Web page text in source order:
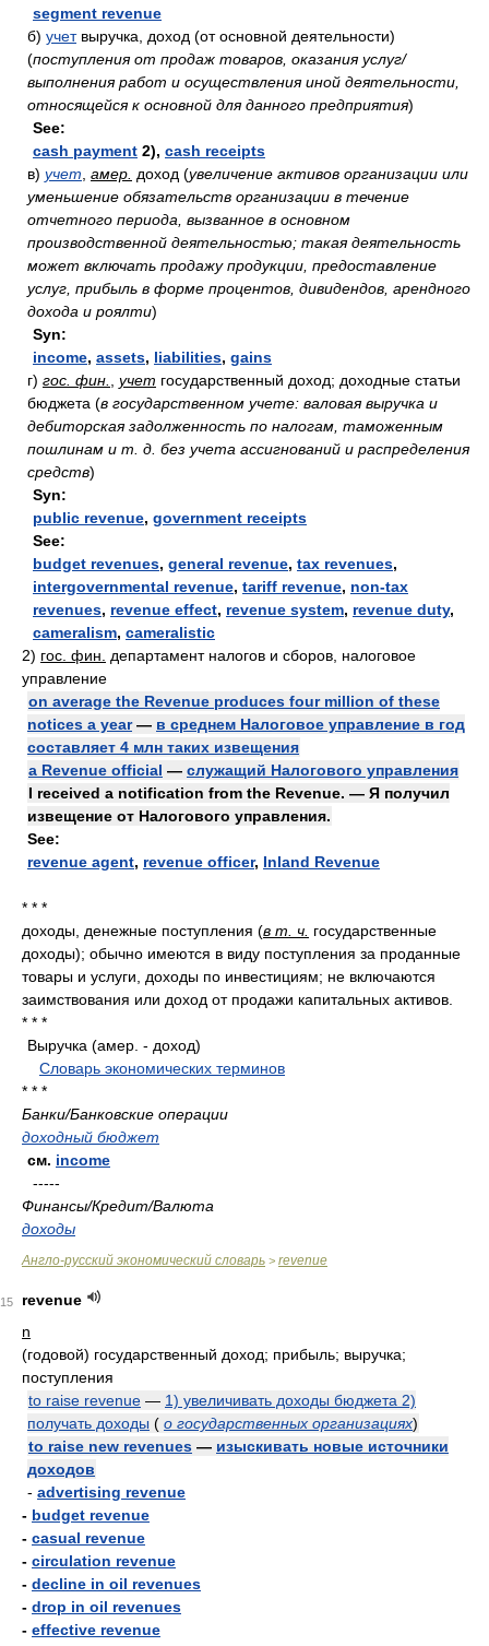
segment revenue
б) учетвыручка, доход (от основной деятельности)
(поступления от продаж товаров, оказания услуг/
выполнения работ и осуществления иной деятельности,
относящейся к основной для данного предприятия)
See:
cash payment 2), cash receipts
в) учет амер. доход (увеличение активов организации или
уменьшение обязательств организации в течение
отчетного периода, вызванное в основном
производственной деятельностью; такая деятельность
может включать продажу продукции, предоставление
услуг, прибыль в форме процентов, дивидендов, арендного
дохода и роялти)
Syn:
income, assets, liabilities, gains
г) гос. фин. учет государственный доход; доходные статьи
бюджета (в государственном учете: валовая выручка и
дебиторская задолженность по налогам, таможенным
пошлинам и т. д. без учета ассигнований и распределения
средств)
Syn:
public revenue, government receipts
See:
budget revenues, general revenue, tax revenues,
intergovernmental revenue, tariff revenue, non-tax
revenues, revenue effect, revenue system, revenue duty,
cameralism, cameralistic
2) гос. фин.
департамент налогов и сборов, налоговое
управление
on average the Revenue produces four million of these
notices a year— в среднем Налоговое управление в год
составляет 4 млн таких извещения
a Revenue official — служащий Налогового управления
I received a notification from the Revenue. — Я получил
извещение от Налогового управления.
See:
revenue agent, revenue officer, Inland Revenue
* * *
доходы, денежные поступления (в т. ч. государственные
доходы); обычно имеются в виду поступления за проданные
товары и услуги, доходы по инвестициям; не включаются
заимствования или доход от продажи капитальных активов.
* * *
Выручка (амер. - доход)
Словарь экономических терминов
* * *
Банки/Банковские операции
доходный бюджет
см. income
-----
Финансы/Кредит/Валюта
доходы
Англо-русский экономический словарь > revenue
15
revenue
n
(годовой) государственный доход; прибыль; выручка;
поступления
to raise revenue — 1) увеличивать доходы бюджета 2)
получать доходы ( о государственных организациях)
to raise new revenues — изыскивать новые источники
доходов
- advertising revenue
- budget revenue
- casual revenue
- circulation revenue
- decline in oil revenues
- drop in oil revenues
- effective revenue